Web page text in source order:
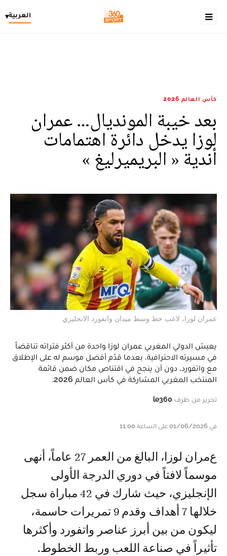
العربية▾
كأس العالم 2026
بعد خيبة المونديال… عمران
لوزا يدخل دائرة اهتمامات
أندية « البريميرليغ »
عمران لوزا، لاعب خط وسط ميدان واتفورد الانجليزي
يعيش الدولي المغربي عمران لوزا واحدة من أكثر فتراته تناقضاً
في مسيرته الاحترافية، بعدما قدّم أفضل موسم له على الإطلاق
مع واتفورد، دون أن ينجح في اقتناص مكان ضمن قائمة
المنتخب المغربي المشاركة في كأس العالم 2026.
تحرير من طرف le360
في 01/06/2026 على الساعة 11:00
عمران لوزا، البالغ من العمر 27 عاماً، أنهى
موسماً لافتاً في دوري الدرجة الأولى
الإنجليزي، حيث شارك في 42 مباراة سجل
خلالها 7 أهداف وقدم 9 تمريرات حاسمة،
ليكون من بين أبرز عناصر واتفورد وأكثرها
تأثيراً في صناعة اللعب وربط الخطوط.